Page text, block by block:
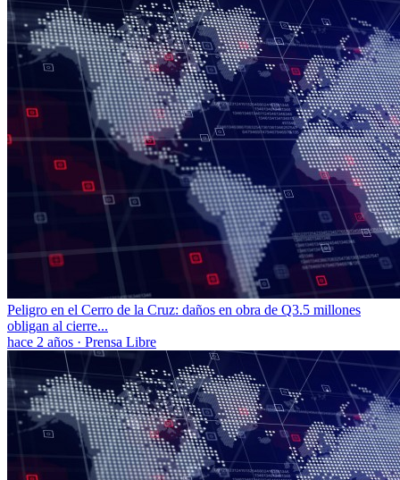
Peligro en el Cerro de la Cruz: daños en obra de Q3.5 millones
obligan al cierre...
hace 2 años · Prensa Libre